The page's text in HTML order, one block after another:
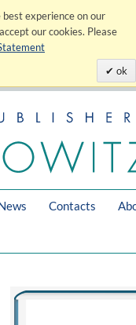
experience on our
our cookies. Please
ok
Contacts